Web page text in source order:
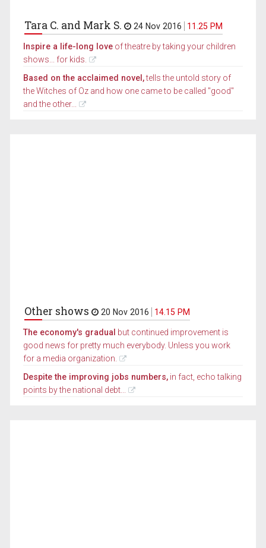
Tara C. and Mark S. 24 Nov 2016 11.25 PM
Inspire a life-long love of theatre by taking your children
shows... for kids.
Based on the acclaimed novel,tells the untold story of
the Witches of Oz and how one came to be called "good"
and the other...
Other shows 20 Nov 2016 14.15 PM
The economy's gradual but continued improvement is
good news for pretty much everybody. Unless you work
for a media organization.
Despite the improving jobs numbers, in fact, echo talking
points by the national debt...